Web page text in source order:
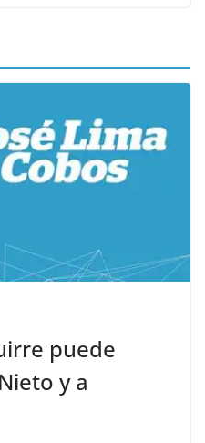
puede
y a